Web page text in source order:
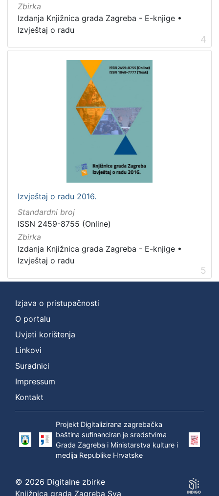
Zbirka
Izdanja Knjižnica grada Zagreba - E-knjige •
Izvještaj o radu
4
Izvještaj o radu 2016.
Standardni broj
ISSN 2459-8755 (Online)
Zbirka
Izdanja Knjižnica grada Zagreba - E-knjige •
Izvještaj o radu
5
Izjava o pristupačnosti
O portalu
Uvjeti korištenja
Linkovi
Suradnici
Impressum
Kontakt
Projekt Digitalizirana zagrebačka
baština sufinanciran je sredstvima
Grada Zagreba i Ministarstva kulture i
medija Republike Hrvatske
© 2026 Digitalne zbirke
Knjižnica grada Zagreba Sva